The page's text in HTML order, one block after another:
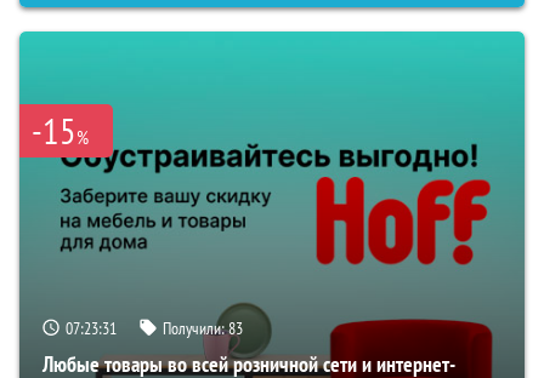
-15%
07:23:31 Получили:83
Любые товары во всей розничной сети и интернет-